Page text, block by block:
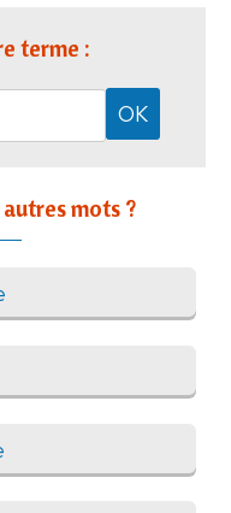
terme :
mots ?